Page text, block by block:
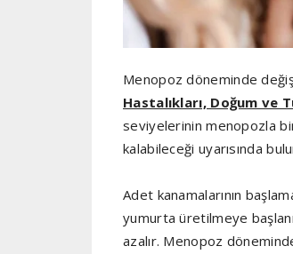
Menopoz döneminde
Hastalıkları, Doğum ve
seviyelerinin menopozla
kalabileceği uyarısında
Adet kanamalarının
yumurta üretilmeye
azalır. Menopoz